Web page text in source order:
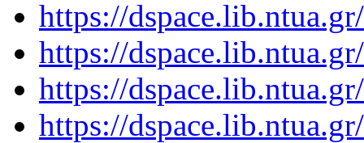
https://
https://
https://
https://